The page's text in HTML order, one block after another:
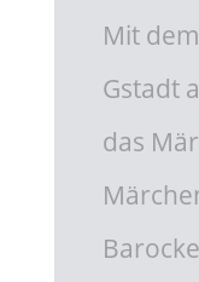
Mit
Gstadt
das